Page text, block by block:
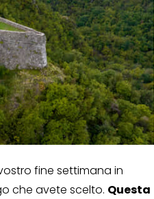
fine settimana in
che avete scelto. Questa